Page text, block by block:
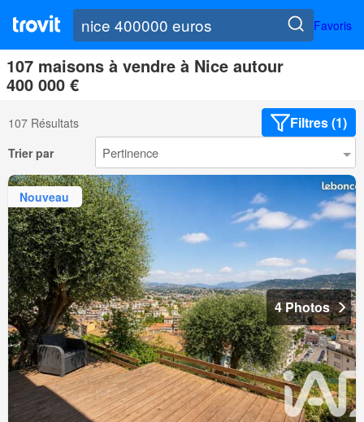
Favoris
107 maisons à vendre à Nice autour
400 000 €
107 Résultats Filtres (1)
Trier par
Nouveau
4 Photos